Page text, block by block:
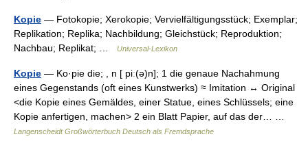
Kopie — Fotokopie; Xerokopie; Vervielfältigungsstück; Exemplar;
Replikation; Replika; Nachbildung; Gleichstück; Reproduktion;
Nachbau; Replikat; …
Universal-Lexikon
Kopie — Ko·pie die; , n [ piː(ə)n]; 1 die genaue Nachahmung
eines Gegenstands (oft eines Kunstwerks) ≈ Imitation ↔ Original
<die Kopie eines Gemäldes, einer Statue, eines Schlüssels; eine
Kopie anfertigen, machen> 2 ein Blatt Papier, auf das der… …
Langenscheidt Großwörterbuch Deutsch als Fremdsprache